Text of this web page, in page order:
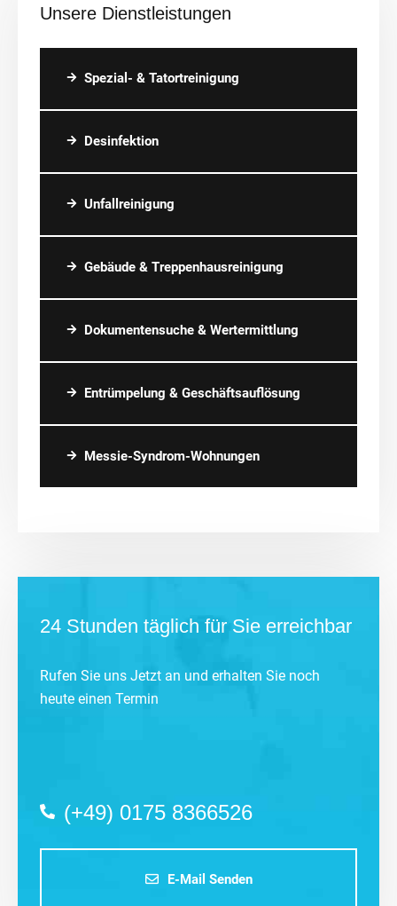
Unsere Dienstleistungen
Spezial- & Tatortreinigung
Desinfektion
Unfallreinigung
Gebäude & Treppenhausreinigung
Dokumentensuche & Wertermittlung
Entrümpelung & Geschäftsauflösung
Messie-Syndrom-Wohnungen
24 Stunden täglich für Sie erreichbar
Rufen Sie uns Jetzt an und erhalten Sie noch
heute einen Termin
(+49) 0175 8366526
E-Mail Senden